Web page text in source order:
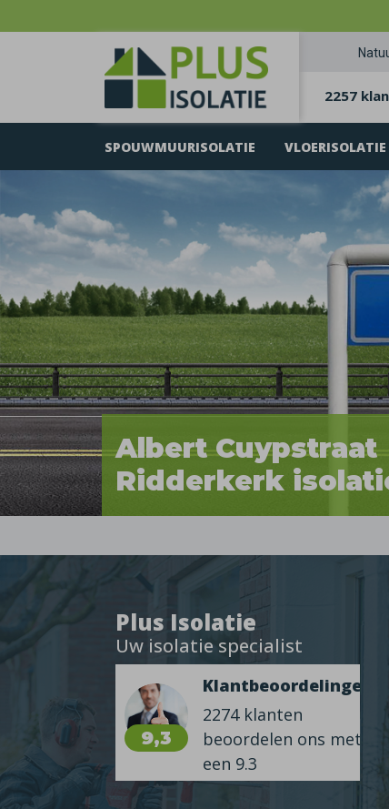
2257
SPOUWMUURISOLATIE VLOERISOLATIE
Albert Cuypstraat
Ridderkerk
Plus Isolatie
Uw isolatie specialist
9,3
Klantbeoordelingen
2274 klanten
beoordelen ons met
een 9.3